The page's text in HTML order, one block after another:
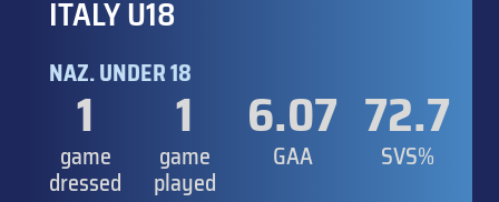
ITALY U18
NAZ. UNDER 18
1
game
dressed
1
game
played
6.07
GAA
72.7
SVS%